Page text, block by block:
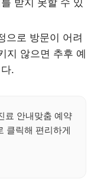
으로 방문이 어려
지 않으면 추후 예
.
료 안내맞춤 예약
클릭해 편리하게